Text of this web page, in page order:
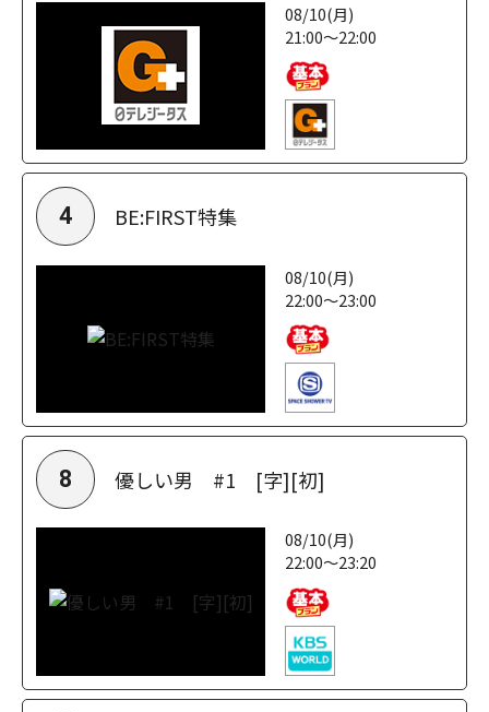
08/10(月)
21:00～22:00
4 BE:FIRST特集
08/10(月)
22:00～23:00
8 優しい男 #1 [字][初]
08/10(月)
22:00～23:20